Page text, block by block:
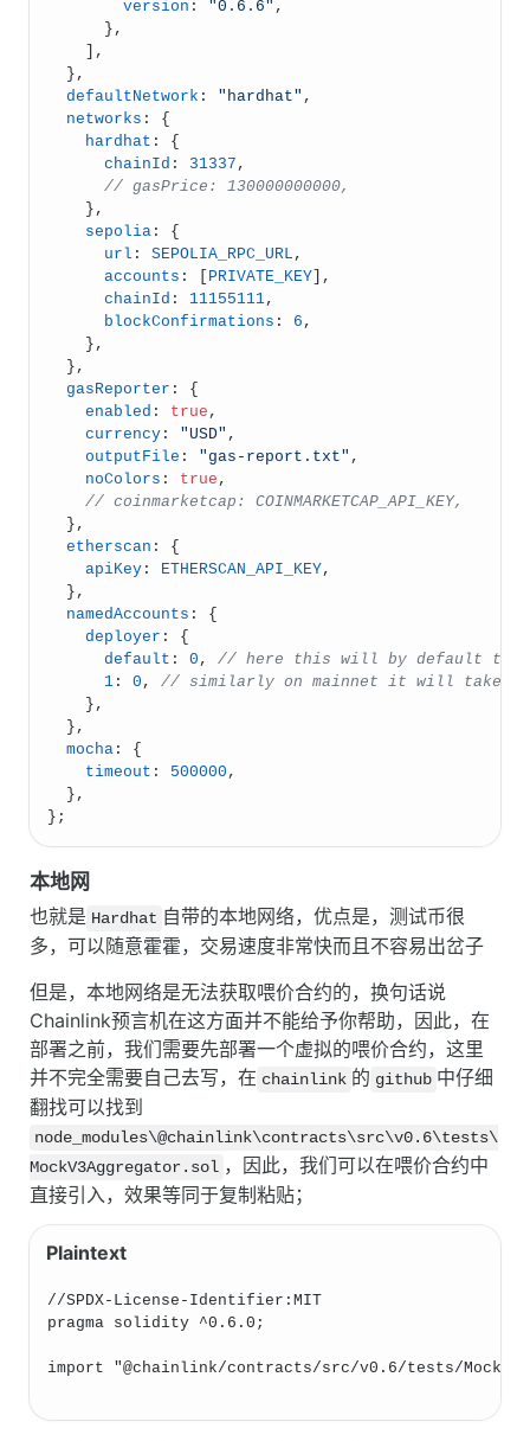
version : "0.6.6" ,
      },
    ],
  },
defaultNetwork : "hardhat" ,
networks : {
hardhat : {
chainId : 31337 ,
// gasPrice: 130000000000,
    },
sepolia : {
url : SEPOLIA_RPC_URL ,
accounts : [ PRIVATE_KEY ],
chainId : 11155111,
blockConfirmations : 6 ,
    },
  },
gasReporter : {
enabled : true ,
currency : "USD" ,
outputFile : "gas-report.txt" ,
noColors : true ,
// coinmarketcap: COINMARKETCAP_API_KEY,
  },
etherscan : {
apiKey : ETHERSCAN_API_KEY,
  },
namedAccounts : {
deployer : {
default : 0 , // here this will by default take
1 : 0 , // similarly on mainnet it will take the
    },
  },
mocha : {
timeout : 500000 ,
  },
};
本地网
也就是 Hardhat 自带的本地网络，优点是，测试币很
多，可以随意霍霍，交易速度非常快而且不容易出岔子
但是，本地网络是无法获取喂价合约的，换句话说
Chainlink预言机在这方面并不能给予你帮助，因此，在
部署之前，我们需要先部署一个虚拟的喂价合约，这里
并不完全需要自己去写，在 chainlink 的 github 中仔细
翻找可以找到
node_modules\@chainlink\contracts\src\v0.6\tests\
MockV3Aggregator.sol ，因此，我们可以在喂价合约中
直接引入，效果等同于复制粘贴；
//SPDX-License-Identifier:MIT
pragma solidity ^0.6.0;
import "@chainlink/contracts/src/v0.6/tests/